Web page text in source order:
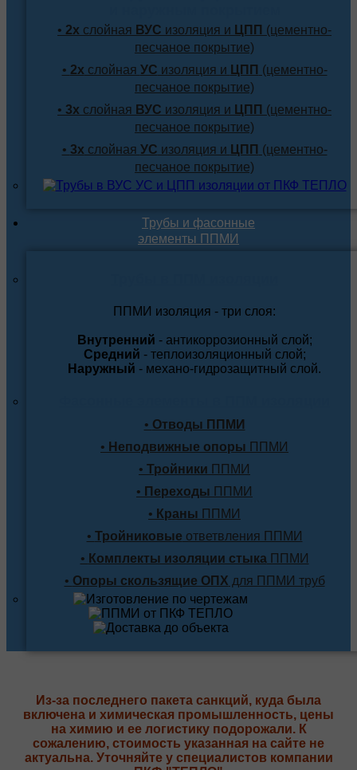
• 2х слойная ВУС изоляция и ЦПП (цементно-
песчаное покрытие)
• 2х слойная УС изоляция и ЦПП (цементно-
песчаное покрытие)
• 3х слойная ВУС изоляция и ЦПП (цементно-
песчаное покрытие)
• 3х слойная УС изоляция и ЦПП (цементно-
песчаное покрытие)
Трубы и фасонные
элементы ППМИ
ППМИ изоляция - три слоя:
Внутренний - антикоррозионный слой;
Средний - теплоизоляционный слой;
Наружный - механо-гидрозащитный слой.
• Отводы ППМИ
• Неподвижные опоры ППМИ
• Тройники ППМИ
• Переходы ППМИ
• Краны ППМИ
• Тройниковые ответвления ППМИ
• Комплекты изоляции стыкаППМИ
• Опоры скользящие ОПХ для ППМИ труб
Из-за последнего пакета санкций, куда была
включена и химическая промышленность, цены
на химию и ее логистику подорожали. К
сожалению, стоимость указанная на сайте не
актуальна. Уточняйте у специалистов компании